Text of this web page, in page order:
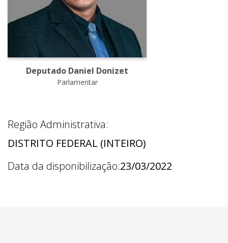
Deputado Daniel Donizet
Parlamentar
Região Administrativa:
DISTRITO FEDERAL (INTEIRO)
Data da disponibilização:23/03/2022